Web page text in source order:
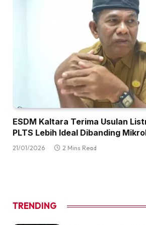
ESDM Kaltara Terima Usulan
PLTS Lebih Ideal Dibanding
21/01/2026 2 Mins Read
TRENDING